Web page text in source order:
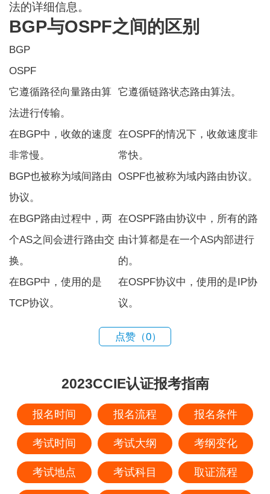
法的详细信息。
BGP与OSPF之间的区别
BGP
OSPF
它遵循路径向量路由算
法进行传输。
它遵循链路状态路由算法。
在BGP中，收敛的速度
非常慢。
在OSPF的情况下，收敛速度非
常快。
BGP也被称为域间路由
协议。
OSPF也被称为域内路由协议。
在BGP路由过程中，两
个AS之间会进行路由交
换。
在OSPF路由协议中，所有的路
由计算都是在一个AS内部进行
的。
在BGP中，使用的是
TCP协议。
在OSPF协议中，使用的是IP协
议。
点赞（0）
2023CCIE认证报考指南
报名时间 报名流程 报名条件
考试时间 考试大纲 考纲变化
考试地点 考试科目 取证流程